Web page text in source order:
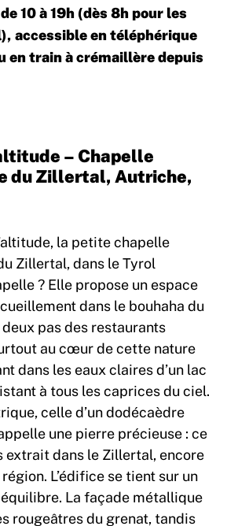
10 à 19h (dès 8h pour les
accessible en téléphérique
en train à crémaillère depuis
– Chapelle
du Zillertal, Autriche,
la petite chapelle
Zillertal, dans le Tyrol
? Elle propose un espace
dans le bouhaha du
pas des restaurants
au cœur de cette nature
dans les eaux claires d’un lac
à tous les caprices du ciel.
celle d’un dodécaèdre
une pierre précieuse : ce
extrait dans le Zillertal, encore
L’édifice se tient sur un
La façade métallique
rougeâtres du grenat, tandis